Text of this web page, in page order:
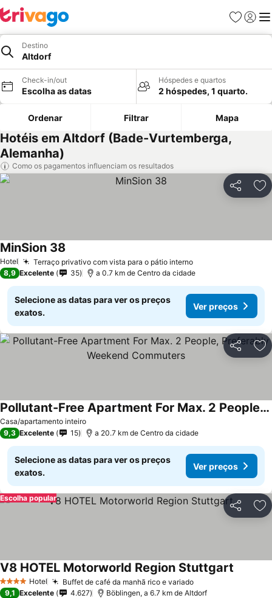
Favoritos
Iniciar
Destino
Altdorf
Check-in/out
Escolha as datas
Hóspedes e quartos
2 hóspedes, 1 quarto.
Ordenar Filtrar Mapa
Hotéis em Altdorf (Bade-Vurtemberga,
Alemanha)
Como os pagamentos influenciam os resultados
Partilhar
Hotel Terraço privativo com vista para o pátio internoVer preços
MinSion 38
8,9 Excelente 35 a 0.7 km de Centro da cidade
Selecione as datas para ver os preços
exatos.
Ver preços
Partilhar
Casa/apartamento inteiro
Pollutant-Free Apartment For Max. 2 People, Preferably Weekend Commuters
Ver preços
9,3 Excelente 15 a 20.7 km de Centro da cidade
Selecione as datas para ver os preços
exatos.
Ver preços
Partilhar
Escolha popular
4 EstrelasHotel Buffet de café da manhã rico e variadoVer preços
V8 HOTEL Motorworld Region Stuttgart
9,1 Excelente 4.627 Böblingen, a 6.7 km de Altdorf